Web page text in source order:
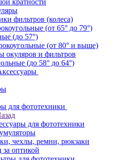
кратности
фильтров (колеса)
(от 65° до 79°)
(до 57°)
(от 80° и выше)
окуляров и фильтров
(до 58° до 64°)
для фототехники
для фототехники
чехлы, ремни, рюкзаки
за оптикой